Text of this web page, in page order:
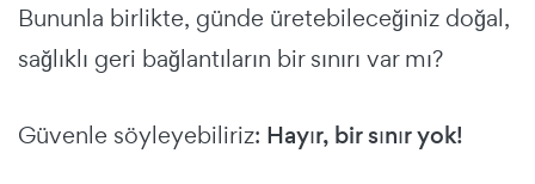
Bununla birlikte, günde üretebileceğiniz doğal,
sağlıklı geri bağlantıların bir sınırı var mı?
Güvenle söyleyebiliriz: Hayır, bir sınır yok!